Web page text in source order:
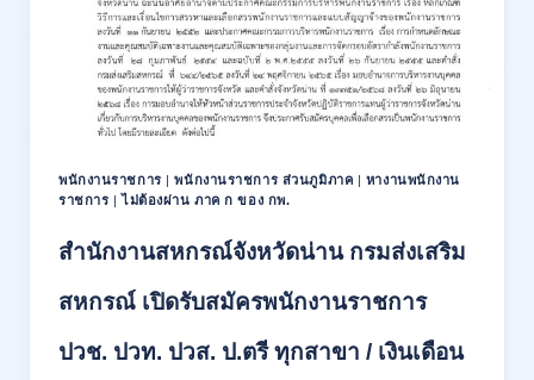
แบบ
พิเศษ
111
อัตรา
/
ปวส.
ป.ตรี
หลาย
+
เงิน
17700
พนักงานราชการ |พนักงานราชการ ส่วนภูมิภาค | หางานพนักงาน
ราชการ |ไม่ต้องผ่าน ภาค ก ของ กพ.
สำนักงานสหกรณ์จังหวัดน่าน กรมส่งเสริม
สหกรณ์ เปิดรับสมัครพนักงานราชการ
ปวช. ปวท. ปวส. ป.ตรี ทุกสาขา / เงินเดือน